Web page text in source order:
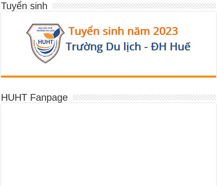
Tuyển sinh
HUHT Fanpage